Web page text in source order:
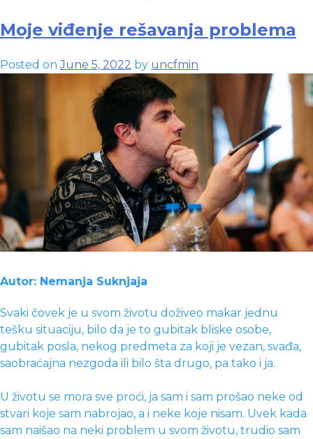
LGBT
osobe
mentalno
zdravlje
Moje viđenje rešavanja problema
Posted onJune 5, 2022 by uncfmin
Autor: Nemanja Suknjaja
Svaki čovek je u svom životu doživeo makar jednu
tešku situaciju, bilo da je to gubitak bliske osobe,
gubitak posla, nekog predmeta za koji je vezan, svađa,
saobraćajna nezgoda ili bilo šta drugo, pa tako i ja.
U životu se mora sve proći, ja sam i sam prošao neke od
stvari koje sam nabrojao, a i neke koje nisam. Uvek kada
sam naišao na neki problem u svom životu, trudio sam